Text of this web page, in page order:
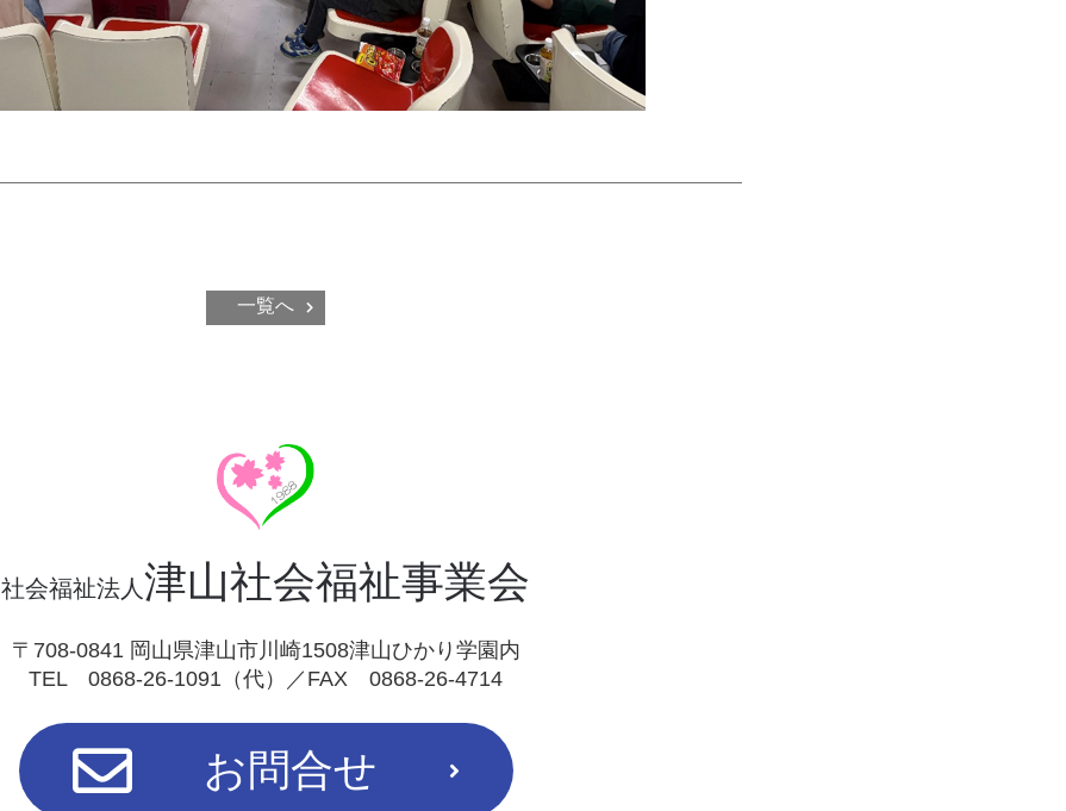
一覧へ
社会福祉法人津山社会福祉事業会
〒708-0841 岡山県津山市川崎1508津山ひかり学園内
TEL 0868-26-1091（代）／FAX 0868-26-4714
お問合せ